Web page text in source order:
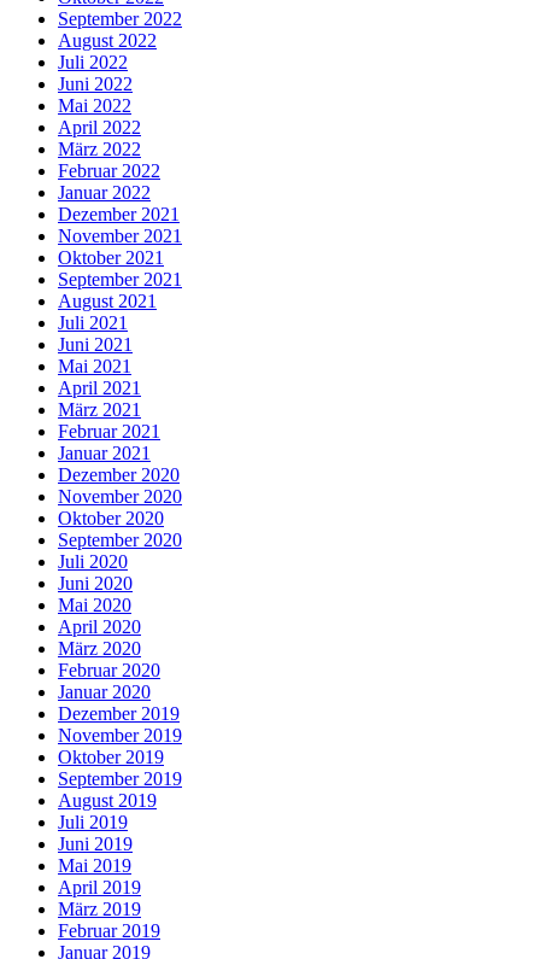
September 2022
August 2022
Juli 2022
Juni 2022
Mai 2022
April 2022
März 2022
Februar 2022
Januar 2022
Dezember 2021
November 2021
Oktober 2021
September 2021
August 2021
Juli 2021
Juni 2021
Mai 2021
April 2021
März 2021
Februar 2021
Januar 2021
Dezember 2020
November 2020
Oktober 2020
September 2020
Juli 2020
Juni 2020
Mai 2020
April 2020
März 2020
Februar 2020
Januar 2020
Dezember 2019
November 2019
Oktober 2019
September 2019
August 2019
Juli 2019
Juni 2019
Mai 2019
April 2019
März 2019
Februar 2019
Januar 2019